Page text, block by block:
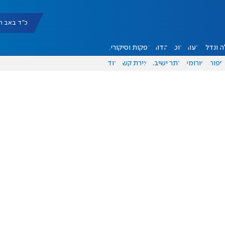
כ"ד באב תשפ"ו
ונדל"ן דעות אוכל יהדות הפקות וסיקורים
ספורט פורומים אתר ישיבה יצירת קשר עוד